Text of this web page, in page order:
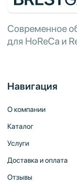
Современное
для HoReCa и
Навигация
О компании
Каталог
Услуги
Доставка и оплата
Отзывы